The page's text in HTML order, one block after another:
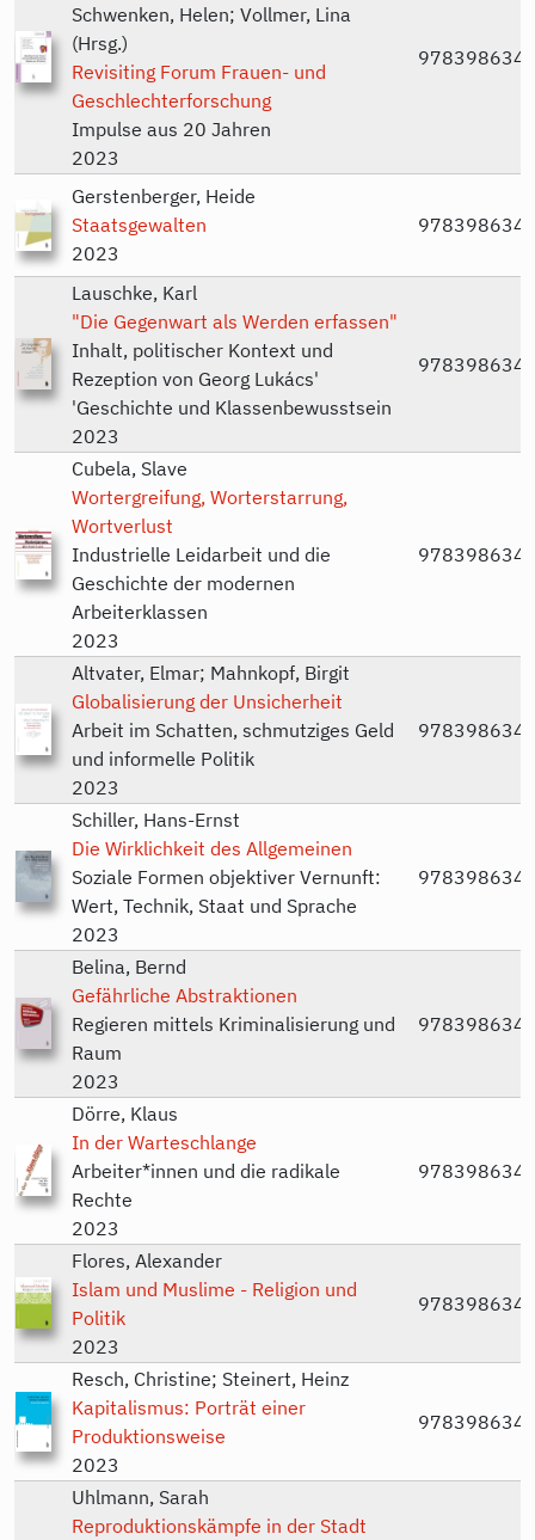
Schwenken, Helen; Vollmer, Lina
(Hrsg.)
Revisiting Forum Frauen- und
Geschlechterforschung
Impulse aus 20 Jahren
2023
Gerstenberger, Heide
Staatsgewalten
2023
Lauschke, Karl
"Die Gegenwart als Werden erfassen"
Inhalt, politischer Kontext und
Rezeption von Georg Lukács'
'Geschichte und Klassenbewusstsein
2023
Cubela, Slave
Wortergreifung, Worterstarrung,
Wortverlust
Industrielle Leidarbeit und die
Geschichte der modernen
Arbeiterklassen
2023
Altvater, Elmar; Mahnkopf, Birgit
Globalisierung der Unsicherheit
Arbeit im Schatten, schmutziges Geld
und informelle Politik
2023
Schiller, Hans-Ernst
Die Wirklichkeit des Allgemeinen
Soziale Formen objektiver Vernunft:
Wert, Technik, Staat und Sprache
2023
Belina, Bernd
Gefährliche Abstraktionen
Regieren mittels Kriminalisierung und
Raum
2023
Dörre, Klaus
In der Warteschlange
Arbeiter*innen und die radikale
Rechte
2023
Flores, Alexander
Islam und Muslime - Religion und
Politik
2023
Resch, Christine; Steinert, Heinz
Kapitalismus: Porträt einer
Produktionsweise
2023
Uhlmann, Sarah
Reproduktionskämpfe in der Stadt